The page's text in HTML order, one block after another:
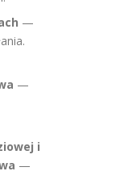
—
—
i
—